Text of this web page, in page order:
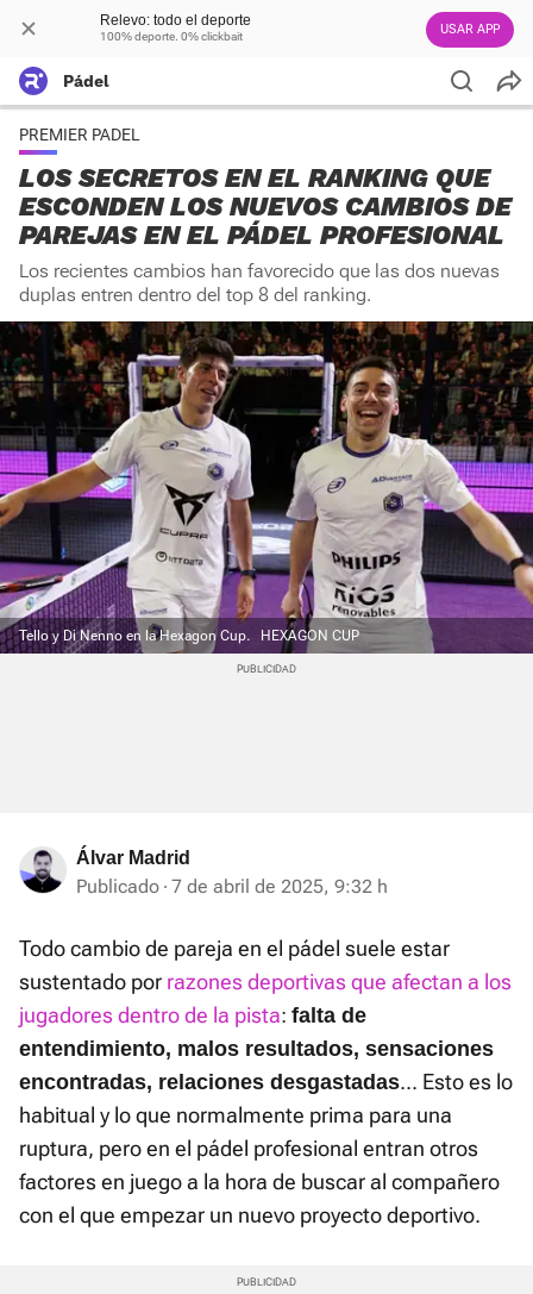
Relevo: todo el deporte
100% deporte. 0% clickbait USAR APP
Pádel
PREMIER PADEL
LOS SECRETOS EN EL RANKING QUE
ESCONDEN LOS NUEVOS CAMBIOS DE
PAREJAS EN EL PÁDEL PROFESIONAL
Los recientes cambios han favorecido que las dos nuevas
duplas entren dentro del top 8 del ranking.
Tello y Di Nenno en la Hexagon Cup. HEXAGON CUP
Álvar Madrid
Publicado 7 de abril de 2025, 9:32 h
Todo cambio de pareja en el pádel suele estar
sustentado por razones deportivas que afectan a los
jugadores dentro de la pista: falta de
entendimiento, malos resultados, sensaciones
encontradas, relaciones desgastadas... Esto es lo
habitual y lo que normalmente prima para una
ruptura, pero en el pádel profesional entran otros
factores en juego a la hora de buscar al compañero
con el que empezar un nuevo proyecto deportivo.